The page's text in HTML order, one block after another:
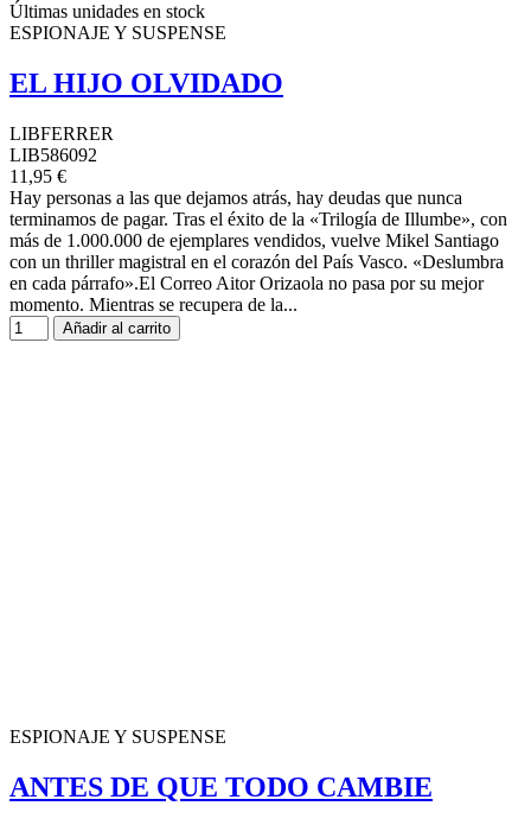
Últimas unidades en stock
ESPIONAJE Y SUSPENSE
EL HIJO OLVIDADO
LIBFERRER
LIB586092
11,95 €
Hay personas a las que dejamos atrás, hay deudas que nunca
terminamos de pagar. Tras el éxito de la «Trilogía de Illumbe», con
más de 1.000.000 de ejemplares vendidos, vuelve Mikel Santiago
con un thriller magistral en el corazón del País Vasco. «Deslumbra
en cada párrafo».El Correo Aitor Orizaola no pasa por su mejor
momento. Mientras se recupera de la...
Añadir al carrito
ESPIONAJE Y SUSPENSE
ANTES DE QUE TODO CAMBIE